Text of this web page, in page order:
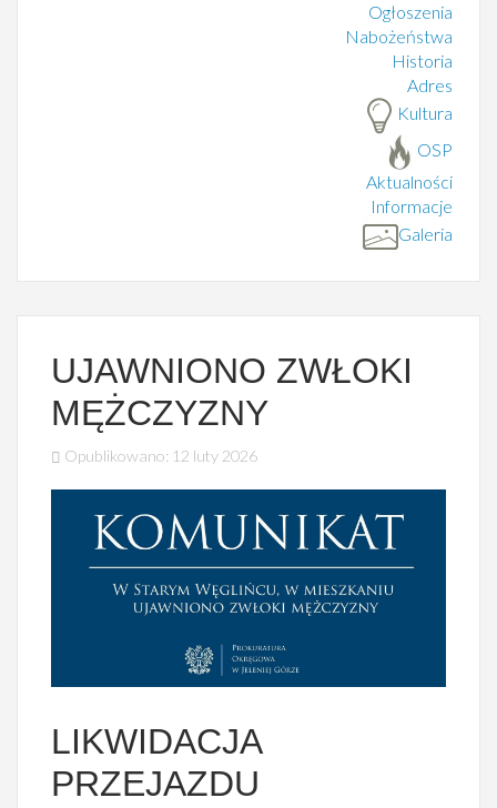
Ogłoszenia
Nabożeństwa
Historia
Adres
Kultura
OSP
Aktualności
Informacje
Galeria
UJAWNIONO ZWŁOKI
MĘŻCZYZNY
Opublikowano: 12 luty 2026
LIKWIDACJA
PRZEJAZDU